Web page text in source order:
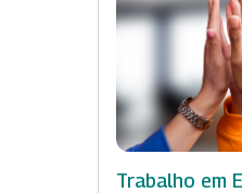
Trabalho em